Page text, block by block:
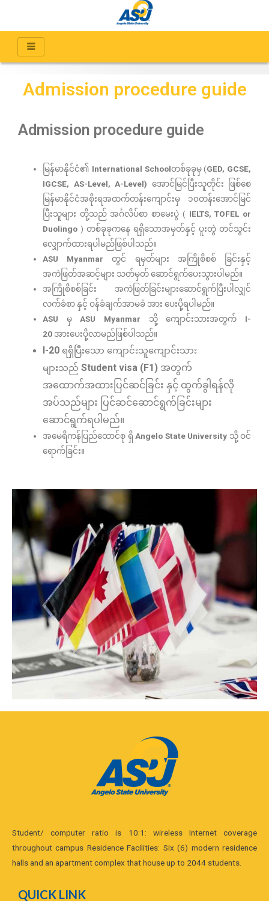
Admission procedure guide
Admission procedure guide
မြန်မာနိုင်ငံ၏ International Schoolတစ်ခုခုမှ (GED, GCSE,
IGCSE, AS-Level, A-Level) အောင်မြင်ပြီးသူတိုင်း ဖြစ်စေ
မြန်မာနိုင်ငံအစိုးရအထက်တန်းကျောင်းမှ ၁၀တန်းအောင်မြင်
ပြီးသူများ တို့သည် အင်္ဂလိပ်စာ စာမေးပွဲ ( IELTS, TOFEL or
Duolingo) တစ်ခုခုကနေ ရရှိသောအမှတ်နှင့် ပူးတွဲ တင်သွင်း
လျှောက်ထားရပါမည်ဖြစ်ပါသည်။
ASU Myanmarတွင် ရမှတ်များ အကြိုစိစစ် ခြင်းနှင့်
အကဲဖြတ်အဆင့်များ သတ်မှတ် ဆောင်ရွက်ပေးသွားပါမည်။
အကြိုစိစစ်ခြင်း အကဲဖြတ်ခြင်းများဆောင်ရွက်ပြီးပါလျှင်
လက်ခံစာ နှင့် ဝန်ခံချက်အာမခံ အား ပေးပို့ရပါမည်။
ASU မှ ASU Myanmar သို့ ကျောင်းသားအတွက် I-
20 အားပေးပို့လာမည်ဖြစ်ပါသည်။
I-20 ရရှိပြီးသော ကျောင်းသူကျောင်းသား
များသည်Student visa (F1) အတွက်
အထောက်အထားပြင်ဆင်ခြင်း နှင့် ထွက်ခွါရန်လို
အပ်သည်များ ပြင်ဆင်ဆောင်ရွက်ခြင်းများ
ဆောင်ရွက်ရပါမည်။
အမေရိကန်ပြည်ထောင်စု ရှိ Angelo State University သို့ ဝင်
ရောက်ခြင်း။
Student/ computer ratio is 10:1: wireless Internet coverage
throughout campus Residence Facilities: Six (6) modern residence
halls and an apartment complex that house up to 2044 students.
QUICK LINK